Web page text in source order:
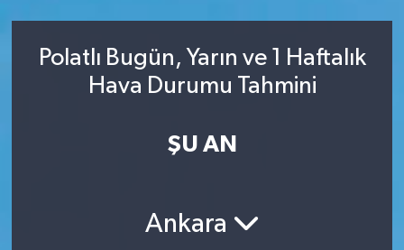
Polatlı Bugün, Yarın ve 1 Haftalık
Hava Durumu Tahmini
ŞU AN
Ankara
Ekonomi
Süper Lig Puan Durumu ve Fikstür
Son Dakika Haberleri